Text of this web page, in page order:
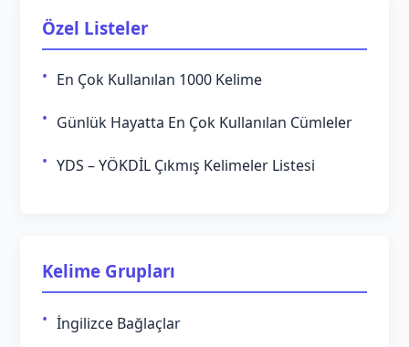
Özel Listeler
En Çok Kullanılan 1000 Kelime
Günlük Hayatta En Çok Kullanılan Cümleler
YDS – YÖKDİL Çıkmış Kelimeler Listesi
Kelime Grupları
İngilizce Bağlaçlar